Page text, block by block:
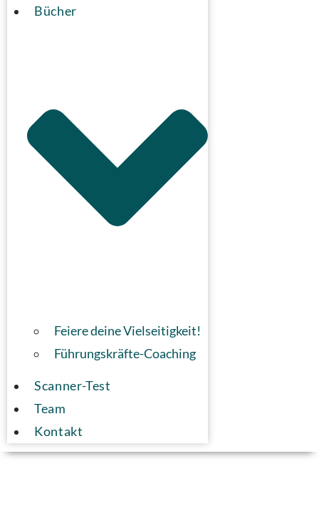
Bücher
Feiere deine Vielseitigkeit!
Führungskräfte-Coaching
Scanner-Test
Team
Kontakt